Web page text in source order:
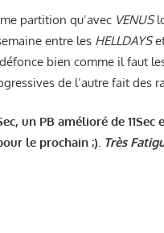
partition qu’avec VENUS
entre les HELLDAYS
bien comme il faut
de l’autre fait des
un PB amélioré de 11Sec
le prochain ;). Très